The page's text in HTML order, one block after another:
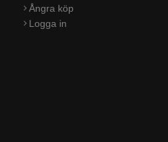
Ångra köp
Logga in